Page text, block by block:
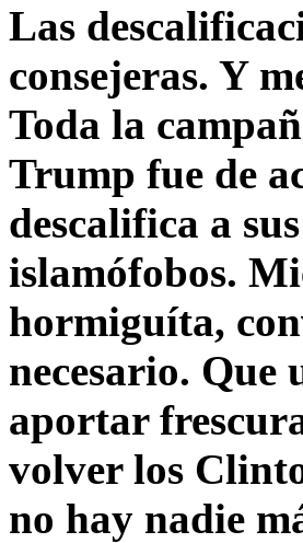
Las
consejeras. Y
Toda la
Trump fue de
descalifica a
islamófobos.
hormiguíta,
necesario.
aportar
volver los
no hay nadie